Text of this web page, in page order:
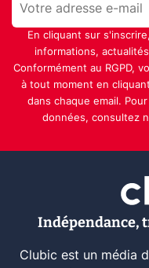
En cliquant sur
informations,
Conformément au RGPD,
à tout moment en
dans chaque email.
données, consultez
Indépendance,
Clubic est un média